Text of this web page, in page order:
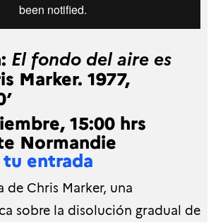
El fondo del aire es
Marker. 1977,
15:00 hrs
Normandie
entrada
de Chris Marker, una
sobre la disolución gradual de